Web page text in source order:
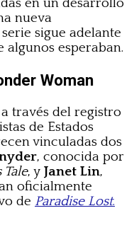
nueva
sigue adelante
esperaban.
Woman
través del registro
de Estados
vinculadas dos
, conocida por
Tale, y Janet Lin,
oficialmente
de Paradise Lost.